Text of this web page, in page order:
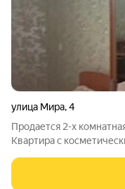
улица Мира,4
Продается 2-х
Квартира с
светлая. Расположена
мусоропровод. Соседи